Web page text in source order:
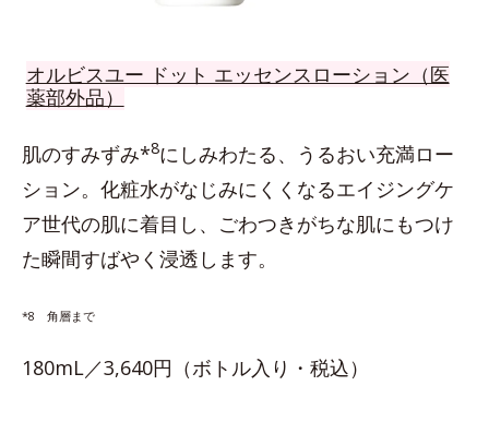
オルビスユー ドット エッセンスローション（医
薬部外品）
肌のすみずみ*8にしみわたる、うるおい充満ロー
ション。化粧水がなじみにくくなるエイジングケ
ア世代の肌に着目し、ごわつきがちな肌にもつけ
た瞬間すばやく浸透します。
*8 角層まで
180mL／3,640円（ボトル入り・税込）